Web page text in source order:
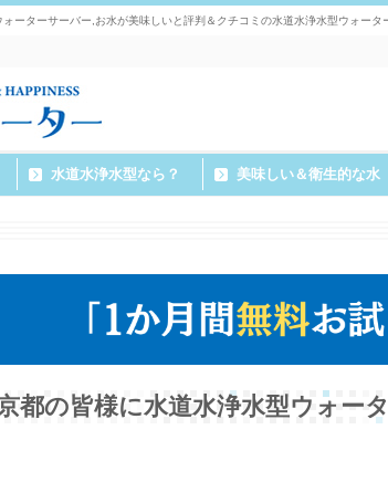
ーターサーバー,お水が美味しいと評判＆クチコミの水道水浄水型ウォー
水道水浄水型なら？ 美味しい＆衛生的な水
都の皆様に水道水浄水型ウォー